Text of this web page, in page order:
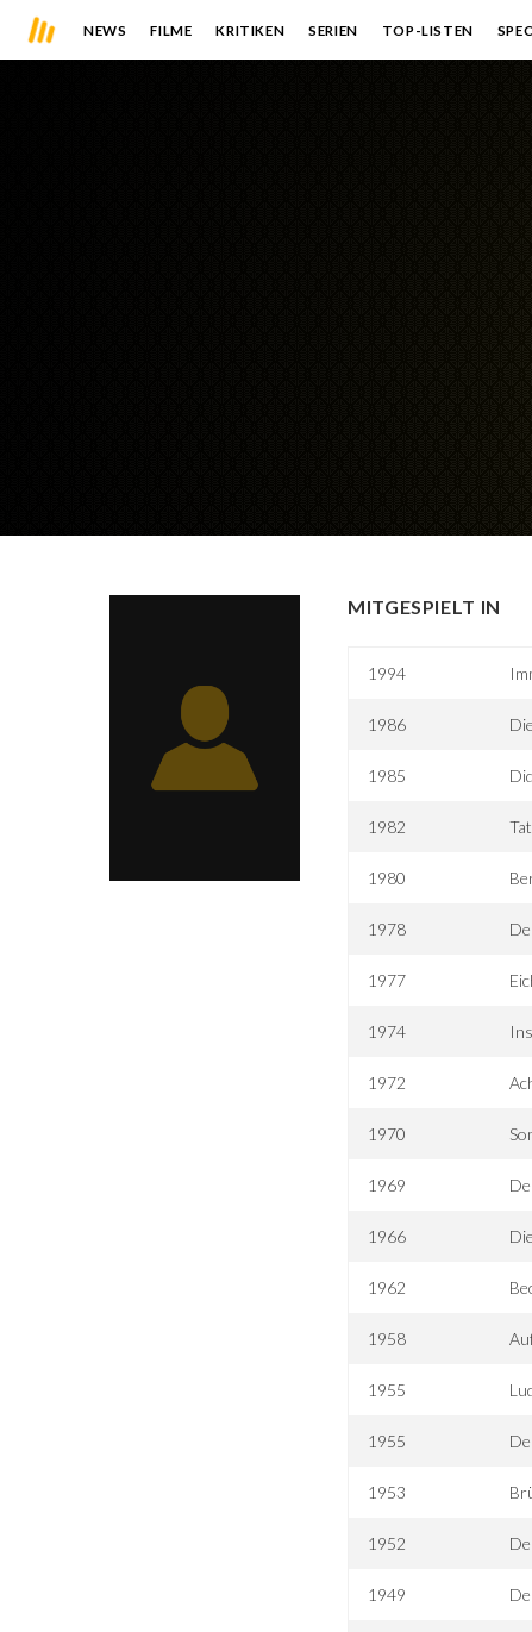
NEWS FILME KRITIKEN SERIEN TOP-LISTEN
MITGESPIELT IN
1994
1986
1985
1982
1980
1978
1977
1974
1972
1970
1969
1966
1962
1958
1955
1955
1953
1952
1949